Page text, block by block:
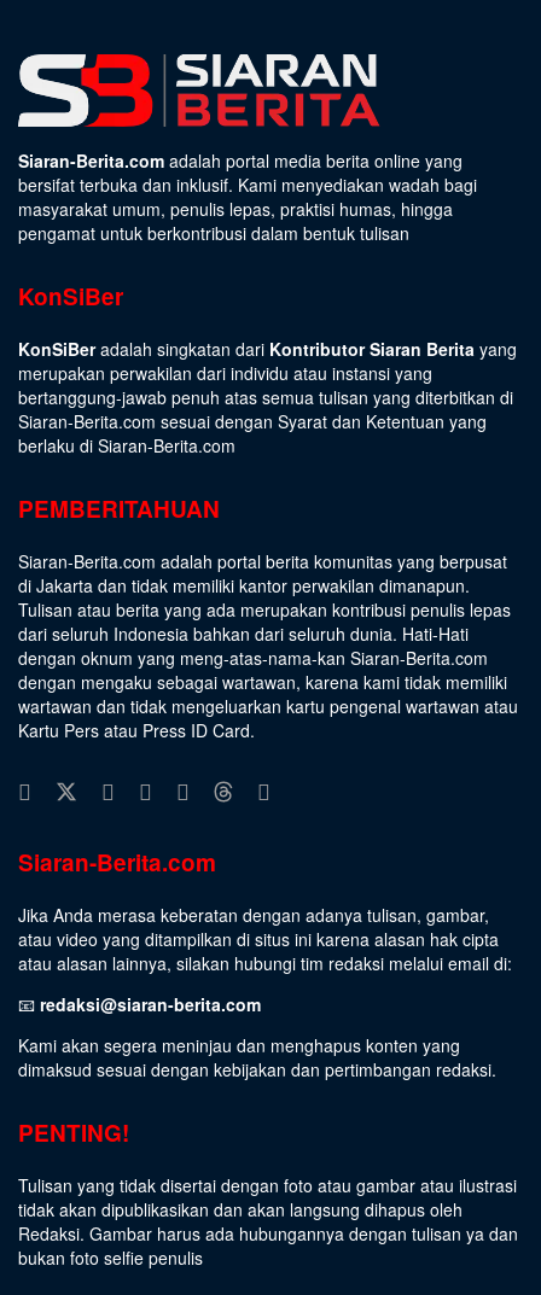
Siaran-Berita.com adalah portal media berita online yang
bersifat terbuka dan inklusif. Kami menyediakan wadah bagi
masyarakat umum, penulis lepas, praktisi humas, hingga
pengamat untuk berkontribusi dalam bentuk tulisan
KonSiBer
KonSiBeradalah singkatan dari Kontributor Siaran Berita yang
merupakan perwakilan dari individu atau instansi yang
bertanggung-jawab penuh atas semua tulisan yang diterbitkan di
Siaran-Berita.com sesuai dengan Syarat dan Ketentuan yang
berlaku di Siaran-Berita.com
PEMBERITAHUAN
Siaran-Berita.com adalah portal berita komunitas yang berpusat
di Jakarta dan tidak memiliki kantor perwakilan dimanapun.
Tulisan atau berita yang ada merupakan kontribusi penulis lepas
dari seluruh Indonesia bahkan dari seluruh dunia. Hati-Hati
dengan oknum yang meng-atas-nama-kan Siaran-Berita.com
dengan mengaku sebagai wartawan, karena kami tidak memiliki
wartawan dan tidak mengeluarkan kartu pengenal wartawan atau
Kartu Pers atau Press ID Card.
Siaran-Berita.com
Jika Anda merasa keberatan dengan adanya tulisan, gambar,
atau video yang ditampilkan di situs ini karena alasan hak cipta
atau alasan lainnya, silakan hubungi tim redaksi melalui email di:
📧 redaksi@siaran-berita.com
Kami akan segera meninjau dan menghapus konten yang
dimaksud sesuai dengan kebijakan dan pertimbangan redaksi.
PENTING!
Tulisan yang tidak disertai dengan foto atau gambar atau ilustrasi
tidak akan dipublikasikan dan akan langsung dihapus oleh
Redaksi. Gambar harus ada hubungannya dengan tulisan ya dan
bukan foto selfie penulis